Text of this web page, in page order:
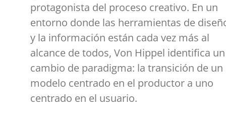
protagonista del proceso creativo. En un
entorno donde las herramientas de
y la información están cada vez más al
alcance de todos, Von Hippel identifica un
cambio de paradigma: la transición de un
modelo centrado en el productor a uno
centrado en el usuario.